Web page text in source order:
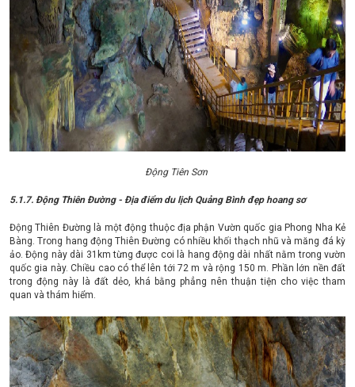
Động Tiên Sơn
5.1.7. Động Thiên Đường - Địa điểm du lịch Quảng Bình đẹp hoang sơ
Động Thiên Đường là một động thuộc địa phận Vườn quốc gia Phong Nha Kẻ
Bàng. Trong hang động Thiên Đường có nhiều khối thạch nhũ và măng đá kỳ
ảo. Động này dài 31km từng được coi là hang động dài nhất nằm trong vườn
quốc gia này. Chiều cao có thể lên tới 72 m và rộng 150 m. Phần lớn nền đất
trong động này là đất dẻo, khá bằng phẳng nên thuận tiện cho việc tham
quan và thám hiểm.